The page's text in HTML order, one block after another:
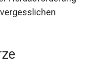
sportlicher
zu einem
und Alt.